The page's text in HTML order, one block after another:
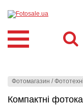
Фотомагазин /
Компактні